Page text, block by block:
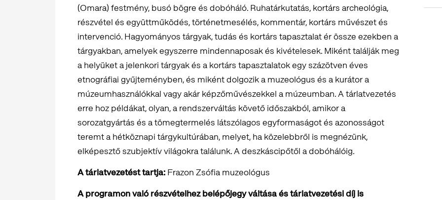
(Omara) festmény, busó bögre és dobóháló. Ruhatárkutatás, kortárs archeológia,
részvétel és együttműködés, történetmesélés, kommentár, kortárs művészet és
intervenció. Hagyományos tárgyak, tudás és kortárs tapasztalat ér össze ezekben a
tárgyakban, amelyek egyszerre mindennaposak és kivételesek. Miként találják meg
a helyüket a jelenkori tárgyak és a kortárs tapasztalatok egy százötven éves
etnográfiai gyűjteményben, és miként dolgozik a muzeológus és a kurátor a
múzeumhasználókkal vagy akár képzőművészekkel a múzeumban. A tárlatvezetés
erre hoz példákat, olyan, a rendszerváltás követő időszakból, amikor a
sorozatgyártás és a tömegtermelés látszólagos egyformaságot és azonosságot
teremt a hétköznapi tárgykultúrában, melyet, ha közelebbről is megnézünk,
elképesztő szubjektív világokra találunk. A deszkáscipőtől a dobóhálóig.
A tárlatvezetést tartja: Frazon Zsófia muzeológus
A programon való részvételhez belépőjegy váltása és tárlatvezetési díj is